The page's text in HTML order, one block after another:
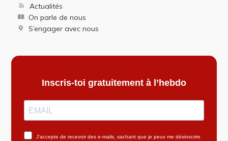
Actualités
On parle de nous
S’engager avec nous